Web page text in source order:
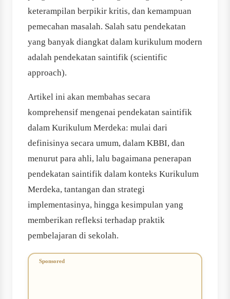
keterampilan berpikir kritis, dan kemampuan
pemecahan masalah. Salah satu pendekatan
yang banyak diangkat dalam kurikulum modern
adalah pendekatan saintifik (scientific
approach).
Artikel ini akan membahas secara
komprehensif mengenai pendekatan saintifik
dalam Kurikulum Merdeka: mulai dari
definisinya secara umum, dalam KBBI, dan
menurut para ahli, lalu bagaimana penerapan
pendekatan saintifik dalam konteks Kurikulum
Merdeka, tantangan dan strategi
implementasinya, hingga kesimpulan yang
memberikan refleksi terhadap praktik
pembelajaran di sekolah.